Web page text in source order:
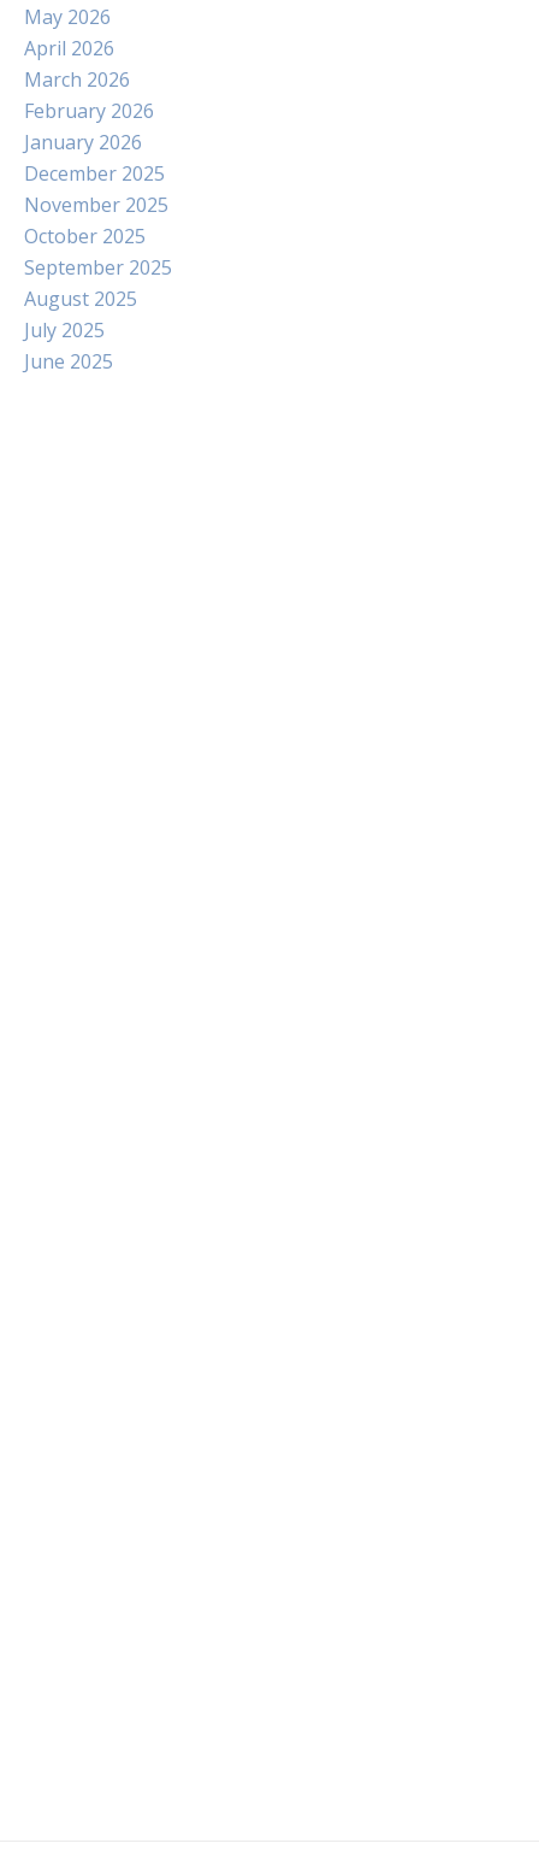
May 2026
April 2026
March 2026
February 2026
January 2026
December 2025
November 2025
October 2025
September 2025
August 2025
July 2025
June 2025